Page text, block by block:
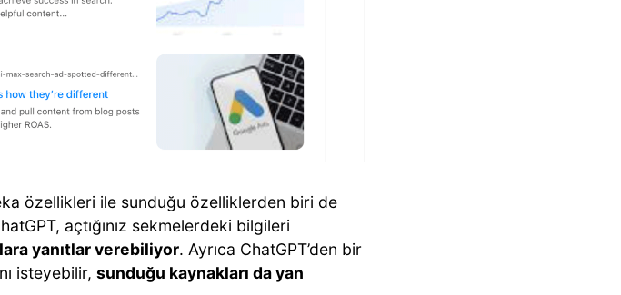
özellikleri ile sunduğu özelliklerden biri de
açtığınız sekmelerdeki bilgileri
yanıtlar verebiliyor. Ayrıca ChatGPT’den bir
isteyebilir, sunduğu kaynakları da yan